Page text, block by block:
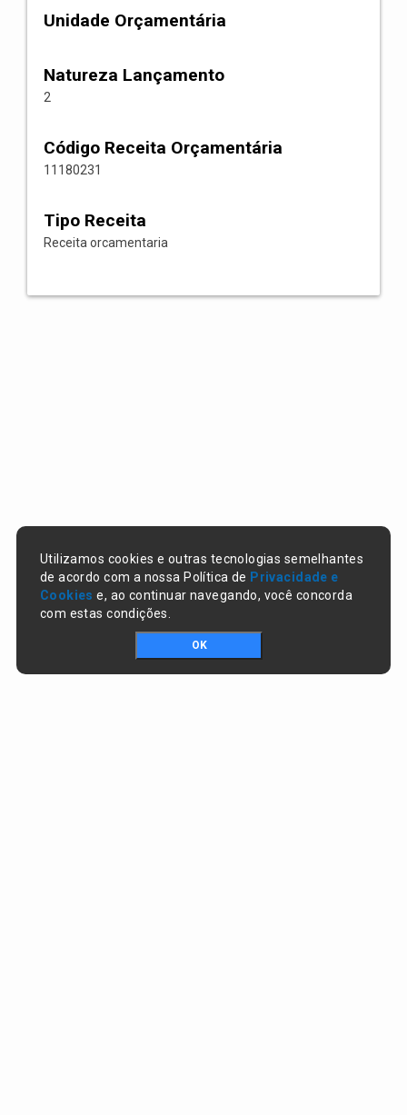
Unidade Orçamentária
Natureza Lançamento
2
Código Receita Orçamentária
11180231
Tipo Receita
Receita orcamentaria
Utilizamos cookies e outras tecnologias semelhantes
de acordo com a nossa Política de Privacidade e
Cookies e, ao continuar navegando, você concorda
com estas condições.
OK